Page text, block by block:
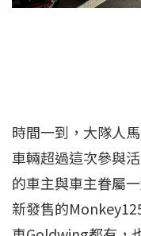
時間一到，大隊人
車輛超過這次參與
的車主與車主眷屬
新發售的